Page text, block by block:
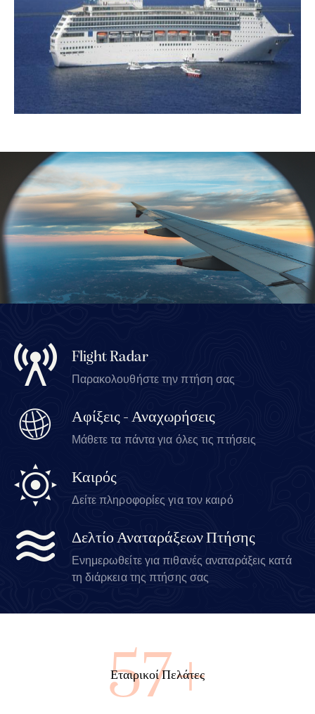
Flight Radar
Παρακολουθήστε την πτήση σας
Αφίξεις - Αναχωρήσεις
Μάθετε τα πάντα για όλες τις πτήσεις
Καιρός
Δείτε πληροφορίες για τον καιρό
Δελτίο Αναταράξεων Πτήσης
Ενημερωθείτε για πιθανές αναταράξεις κατά
τη διάρκεια της πτήσης σας
96+
Εταιρικοί Πελάτες